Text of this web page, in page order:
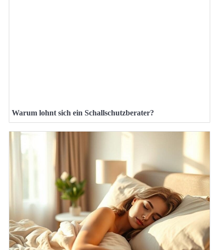
Warum lohnt sich ein Schallschutzberater?